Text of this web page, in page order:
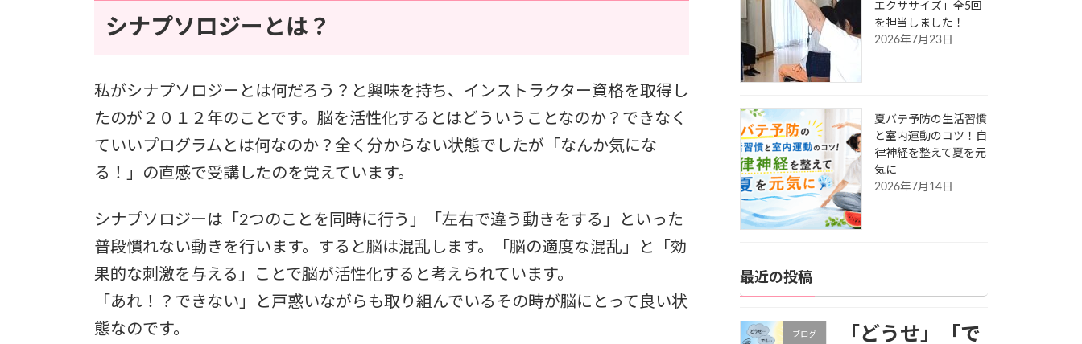
シナプソロジーとは？
私がシナプソロジーとは何だろう？と興味を持ち、インストラクター資格を取得し
たのが２０１２年のことです。脳を活性化するとはどういうことなのか？できなく
ていいプログラムとは何なのか？全く分からない状態でしたが「なんか気にな
る！」の直感で受講したのを覚えています。
シナプソロジーは「2つのことを同時に行う」「左右で違う動きをする」といった
普段慣れない動きを行います。すると脳は混乱します。「脳の適度な混乱」と「効
果的な刺激を与える」ことで脳が活性化すると考えられています。
「あれ！？できない」と戸惑いながらも取り組んでいるその時が脳にとって良い状
態なのです。
エクササイズ」全5回
を担当しました！
2026年7月23日
夏バテ予防の生活習慣
と室内運動のコツ！自
律神経を整えて夏を元
気に
2026年7月14日
最近の投稿
ブログ
「どうせ」「で